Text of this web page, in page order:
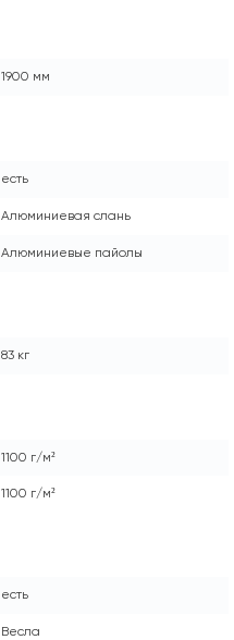
1900 мм
есть
Алюминиевая слань
Алюминиевые пайолы
83 кг
1100 г/м²
1100 г/м²
есть
Весла